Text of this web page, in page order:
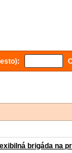
brigáda na